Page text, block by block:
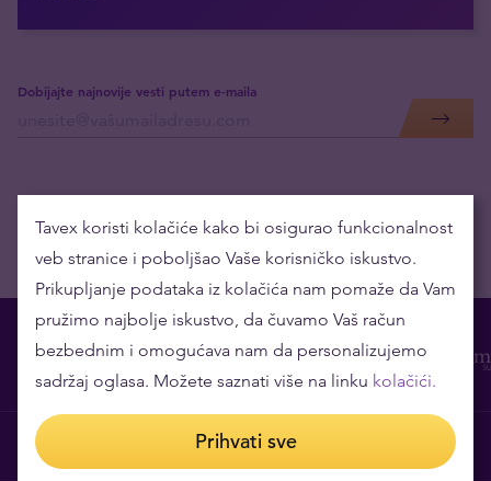
Dobijajte najnovije vesti putem e-maila
O nama
Tavex koristi kolačiće kako bi osigurao funkcionalnost
veb stranice i poboljšao Vaše korisničko iskustvo.
Prikupljanje podataka iz kolačića nam pomaže da Vam
pružimo najbolje iskustvo, da čuvamo Vaš račun
bezbednim i omogućava nam da personalizujemo
sadržaj oglasa. Možete saznati više na linku kolačići.
Prihvati sve